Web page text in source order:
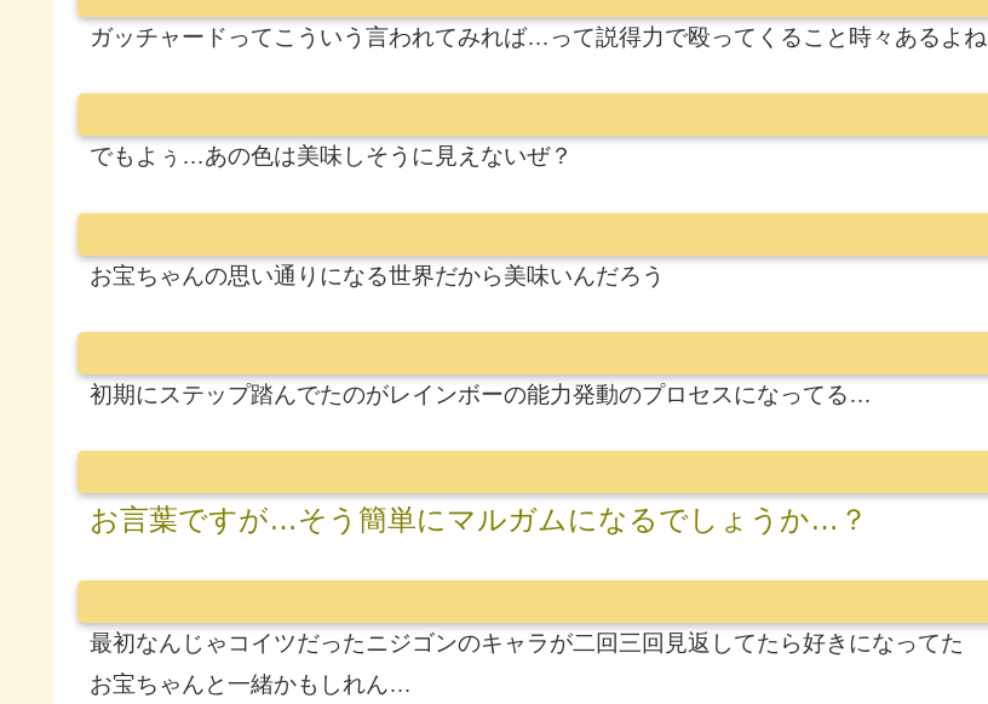
ガッチャードってこういう言われてみれば…って説得力で殴ってくること時々あるよね
でもよぅ…あの色は美味しそうに見えないぜ？
お宝ちゃんの思い通りになる世界だから美味いんだろう
初期にステップ踏んでたのがレインボーの能力発動のプロセスになってる…
お言葉ですが…そう簡単にマルガムになるでしょうか…？
最初なんじゃコイツだったニジゴンのキャラが二回三回見返してたら好きになってた
お宝ちゃんと一緒かもしれん…